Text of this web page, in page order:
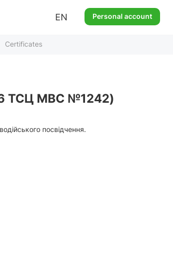
EN Personal account
Certificates
ТСЦ МВС №1242)
посвідчення.